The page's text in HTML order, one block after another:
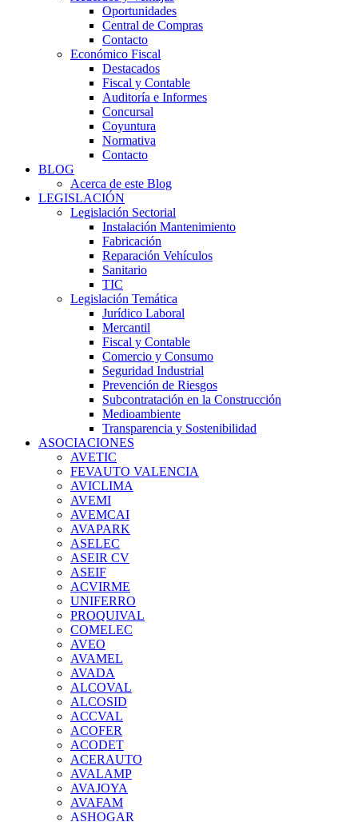
Oportunidades
Central de Compras
Contacto
Económico Fiscal
Destacados
Fiscal y Contable
Auditoría e Informes
Concursal
Coyuntura
Normativa
Contacto
BLOG
Acerca de este Blog
LEGISLACIÓN
Legislación Sectorial
Instalación Mantenimiento
Fabricación
Reparación Vehículos
Sanitario
TIC
Legislación Temática
Jurídico Laboral
Mercantil
Fiscal y Contable
Comercio y Consumo
Seguridad Industrial
Prevención de Riesgos
Subcontratación en la Construcción
Medioambiente
Transparencia y Sostenibilidad
ASOCIACIONES
AVETIC
FEVAUTO VALENCIA
AVICLIMA
AVEMI
AVEMCAI
AVAPARK
ASELEC
ASEIR CV
ASEIF
ACVIRME
UNIFERRO
PROQUIVAL
COMELEC
AVEO
AVAMEL
AVADA
ALCOVAL
ALCOSID
ACCVAL
ACOFER
ACODET
ACERAUTO
AVALAMP
AVAJOYA
AVAFAM
ASHOGAR